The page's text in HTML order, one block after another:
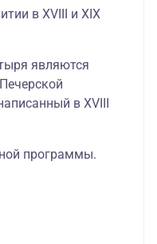
в XVIII и XIX
являются
в XVIII
программы.